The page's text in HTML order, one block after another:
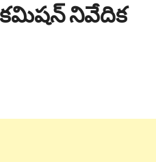
కమిషన్ నివేదిక